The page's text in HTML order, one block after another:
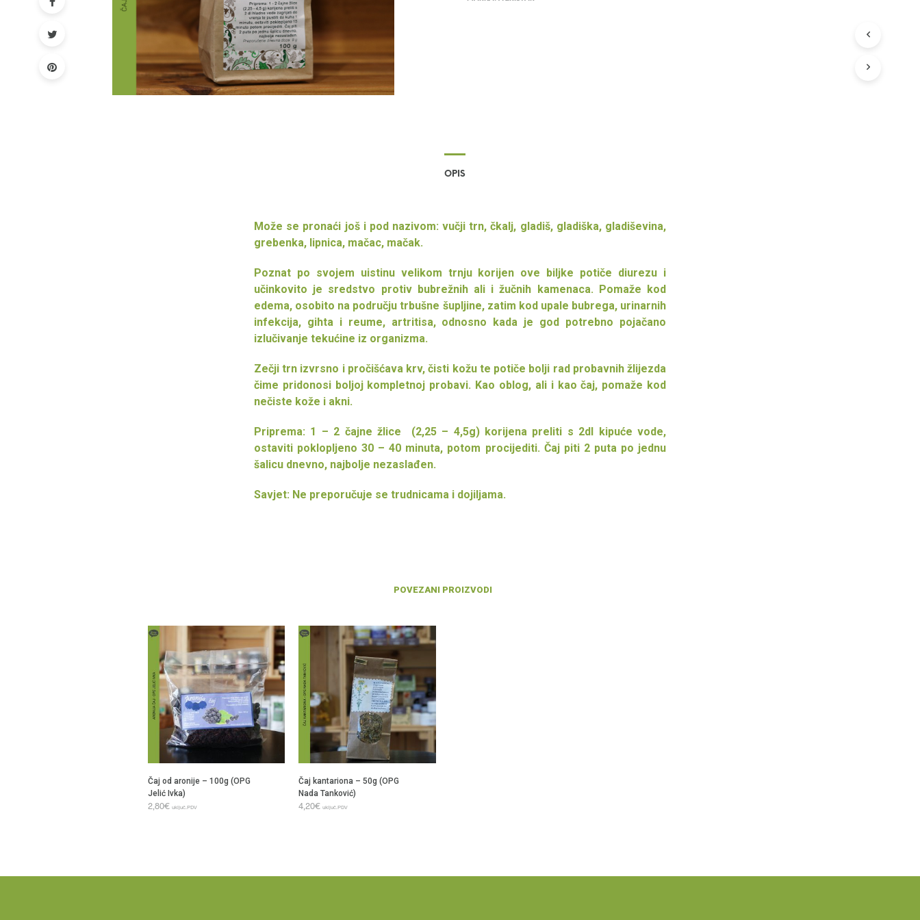
OPIS
Može se pronaći još i pod nazivom: vučji trn, čkalj, gladiš, gladiška, gladiševina,
grebenka, lipnica, mačac, mačak.
Poznat po svojem uistinu velikom trnju korijen ove biljke potiče diurezu i
učinkovito je sredstvo protiv bubrežnih ali i žučnih kamenaca. Pomaže kod
edema, osobito na području trbušne šupljine, zatim kod upale bubrega, urinarnih
infekcija, gihta i reume, artritisa, odnosno kada je god potrebno pojačano
izlučivanje tekućine iz organizma.
Zečji trn izvrsno i pročišćava krv, čisti kožu te potiče bolji rad probavnih žlijezda
čime pridonosi boljoj kompletnoj probavi. Kao oblog, ali i kao čaj, pomaže kod
nečiste kože i akni.
Priprema: 1 – 2 čajne žlice (2,25 – 4,5g) korijena preliti s 2dl kipuće vode,
ostaviti poklopljeno 30 – 40 minuta, potom procijediti. Čaj piti 2 puta po jednu
šalicu dnevno, najbolje nezaslađen.
Savjet: Ne preporučuje se trudnicama i dojiljama.
POVEZANI PROIZVODI
Čaj od aronije – 100g (OPG
Jelić Ivka)
2,80€ uključ.PDV
Čaj kantariona – 50g (OPG
Nada Tanković)
4,20€ uključ.PDV